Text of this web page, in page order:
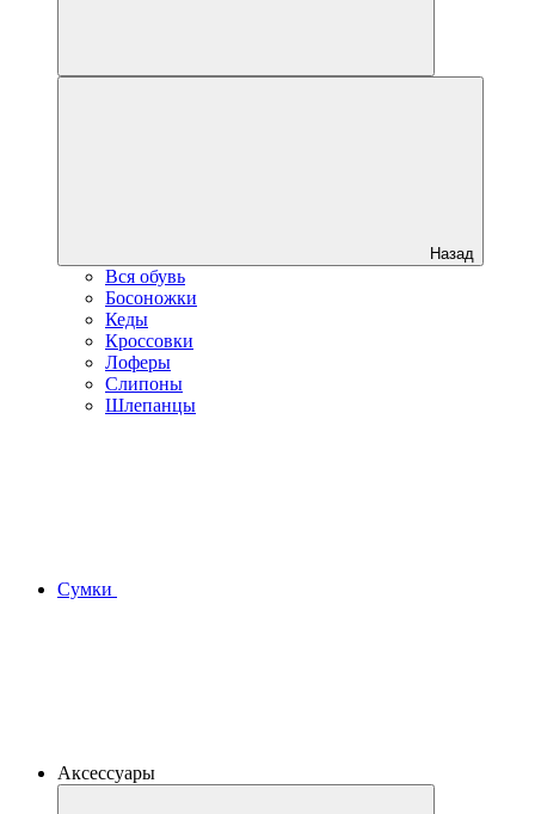
Назад
Вся обувь
Босоножки
Кеды
Кроссовки
Лоферы
Слипоны
Шлепанцы
Сумки
Аксессуары